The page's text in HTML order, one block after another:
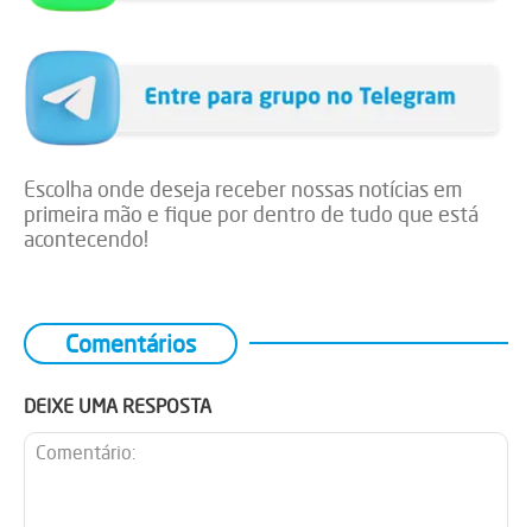
Escolha onde deseja receber nossas notícias em
primeira mão e fique por dentro de tudo que está
acontecendo!
Comentários
DEIXE UMA RESPOSTA